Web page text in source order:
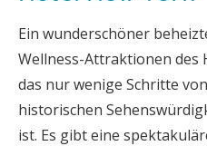
Ein wunderschöner
Wellness-Attraktionen des
das nur wenige Schritte
historischen
ist. Es gibt eine